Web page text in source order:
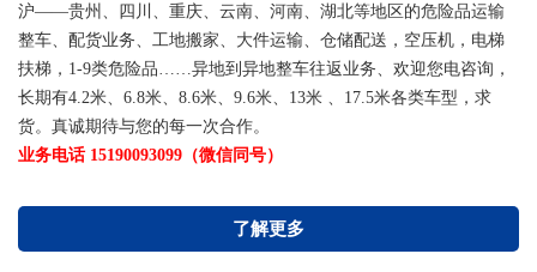
沪——贵州、四川、重庆、云南、河南、湖北等地区的危险品运输
整车、配货业务、工地搬家、大件运输、仓储配送，空压机，电梯
扶梯，1-9类危险品……异地到异地整车往返业务、欢迎您电咨询，
长期有4.2米、6.8米、8.6米、9.6米、13米 、17.5米各类车型，求
货。真诚期待与您的每一次合作。
业务电话 15190093099（微信同号）
了解更多